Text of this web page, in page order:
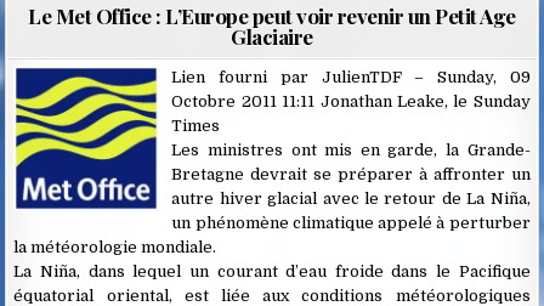
Le Met Office : L’Europe peut voir revenir un Petit Age
Glaciaire
Lien fourni par JulienTDF– Sunday, 09
Octobre 2011 11:11 Jonathan Leake, le Sunday
Times
Les ministres ont mis en garde, la Grande-
Bretagne devrait se préparer à affronter un
autre hiver glacial avec le retour de La Niña,
un phénomène climatique appelé à perturber
la météorologie mondiale.
La Niña, dans lequel un courant d’eau froide dans le Pacifique
équatorial oriental, est liée aux conditions météorologiques